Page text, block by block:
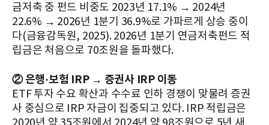
금저축 중 펀드 비중도 2023년 17.1% → 2024년
22.6% → 2026년 1분기 36.9%로 가파르게 상승 중이
다(금융감독원, 2025). 2026년 1분기 연금저축펀드 적
립금은 처음으로 70조원을 돌파했다.
② 은행·보험 IRP → 증권사 IRP 이동
ETF 투자 수요 확산과 수수료 인하 경쟁이 맞물려 증권
사 중심으로 IRP 자금이 집중되고 있다. IRP 적립금은